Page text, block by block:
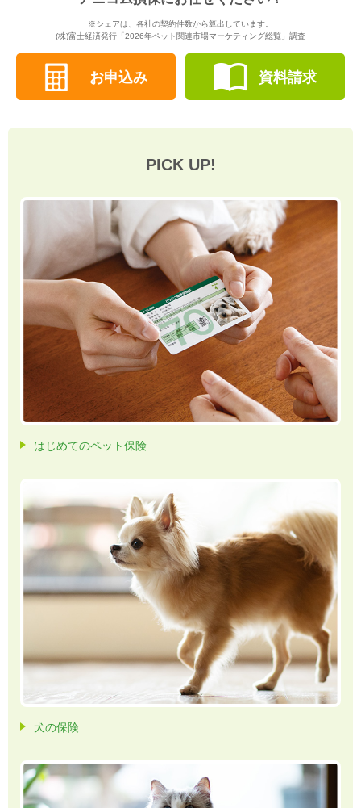
※シェアは、各社の契約件数から算出しています。
(株)富士経済発行「2026年ペット関連市場マーケティング総覧」調査
お申込み 資料請求
PICK UP!
はじめてのペット保険
犬の保険